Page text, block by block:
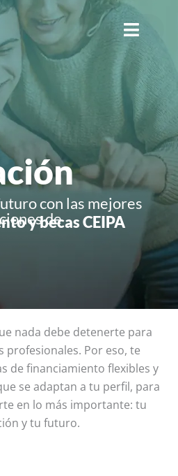
CERRAR
con las mejores
de
y becas CEIPA
nada debe detenerte para
profesionales. Por eso, te
de financiamiento flexibles y
se adaptan a tu perfil, para
en lo más importante: tu
y tu futuro.